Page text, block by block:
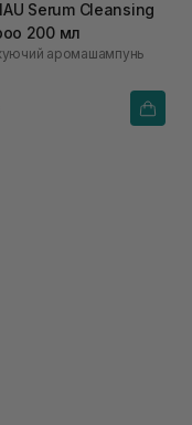
IAU Serum Cleansing
200 мл
аромашампунь